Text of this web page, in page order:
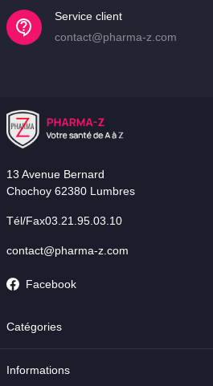
Service client
contact@pharma-z.com
13 Avenue Bernard
Chochoy 62380 Lumbres
Tél/Fax03.21.95.03.10
contact@pharma-z.com
Facebook
Catégories
Informations